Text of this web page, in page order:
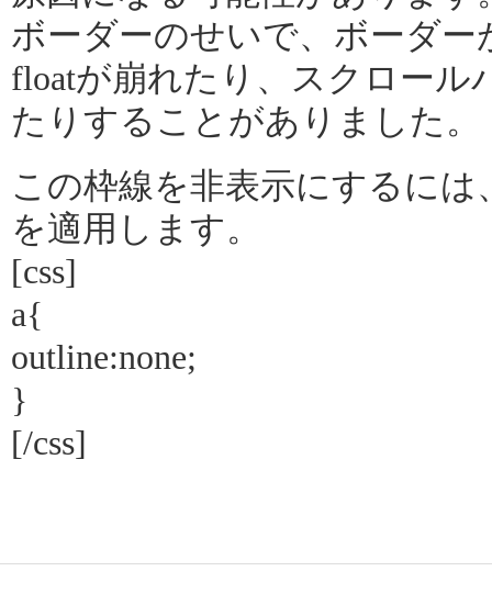
ボーダーのせいで、ボーダ
floatが崩れたり、スクロール
たりすることがありました。
この枠線を非表示にするに
を適用します。
[css]
a{
outline:none;
}
[/css]